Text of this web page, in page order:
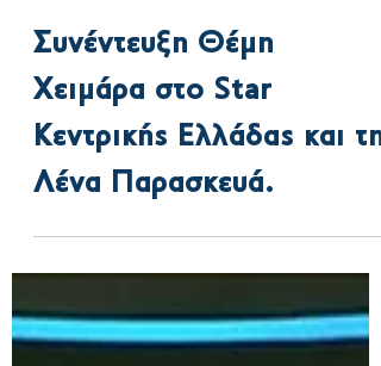
25 Νοε 2022
Συνέντευξη Θέμη
Χειμάρα στo Star
Κεντρικής Ελλάδας και τη
Λένα Παρασκευά.